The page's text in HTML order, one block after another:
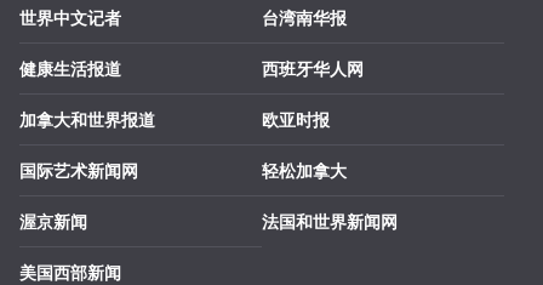
世界中文记者
健康生活报道
加拿大和世界报道
国际艺术新闻网
渥京新闻
美国西部新闻
台湾南华报
西班牙华人网
欧亚时报
轻松加拿大
法国和世界新闻网